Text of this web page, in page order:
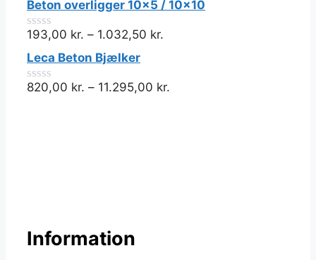
af
5
Beton overligger 10x5 / 10x10
0
ud
af
5
193,00 kr. – 1.032,50 kr.
Leca Beton Bjælker
0
820,00 kr. – 11.295,00 kr.
Information